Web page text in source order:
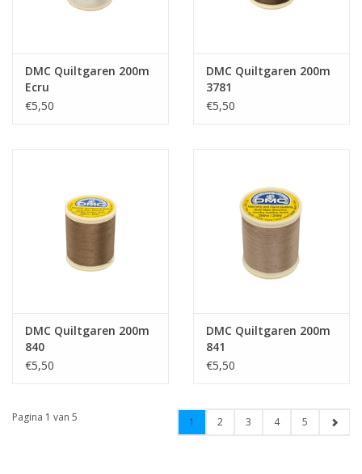
DMC Quiltgaren 200m
Ecru
€5,50
DMC Quiltgaren 200m
3781
€5,50
DMC Quiltgaren 200m
840
€5,50
DMC Quiltgaren 200m
841
€5,50
Pagina 1 van 5 1 2 3 4 5